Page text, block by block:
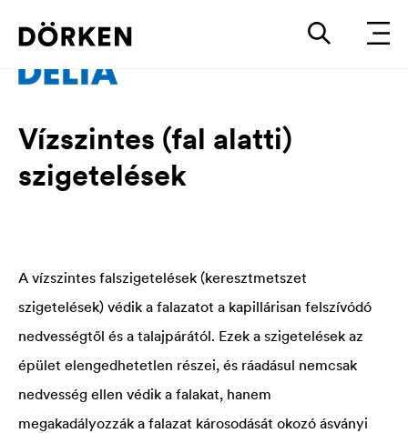
Vízszintes (fal alatti)
szigetelések
A vízszintes falszigetelések (keresztmetszet
szigetelések) védik a falazatot a kapillárisan felszívódó
nedvességtől és a talajpárától. Ezek a szigetelések az
épület elengedhetetlen részei, és ráadásul nemcsak
nedvesség ellen védik a falakat, hanem
megakadályozzák a falazat károsodását okozó ásványi